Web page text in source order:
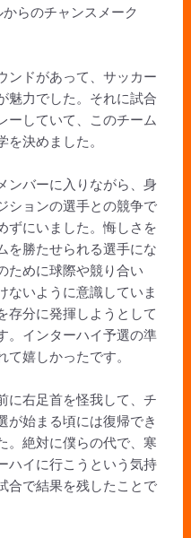
らのチャンスメーク
ンドがあって、サッカー
魅力でした。それに試合
ーしていて、このチーム
決めました。
バーに入りながら、身
ションの選手との競争で
ずにいました。悔しさを
を勝たせられる選手にな
ために球際や競り合い
ないように意識していま
存分に発揮しようとして
。インターハイ予選の準
嬉しかったです。
右足首を怪我して、チ
が始まる頃には復帰でき
。絶対に僕らの代で、寒
ハイに行こうという気持
合で結果を残したことで